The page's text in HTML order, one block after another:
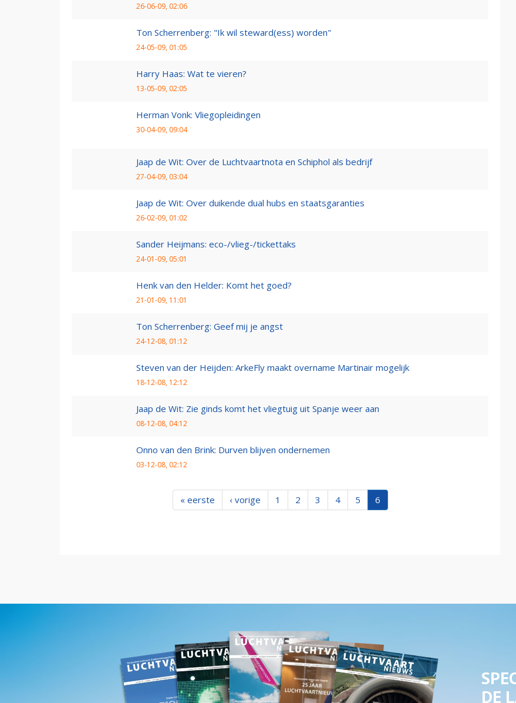
26-06-09, 02:06
Ton Scherrenberg: "Ik wil steward(ess) worden"
24-05-09, 01:05
Harry Haas: Wat te vieren?
13-05-09, 02:05
Herman Vonk: Vliegopleidingen
30-04-09, 09:04
Jaap de Wit: Over de Luchtvaartnota en Schiphol als bedrijf
27-04-09, 03:04
Jaap de Wit: Over duikende dual hubs en staatsgaranties
26-02-09, 01:02
Sander Heijmans: eco-/vlieg-/tickettaks
24-01-09, 05:01
Henk van den Helder: Komt het goed?
21-01-09, 11:01
Ton Scherrenberg: Geef mij je angst
24-12-08, 01:12
Steven van der Heijden: ArkeFly maakt overname Martinair mogelijk
18-12-08, 12:12
Jaap de Wit: Zie ginds komt het vliegtuig uit Spanje weer aan
08-12-08, 04:12
Onno van den Brink: Durven blijven ondernemen
03-12-08, 02:12
« eerste ‹ vorige 1 2 3 4 5 6
DE